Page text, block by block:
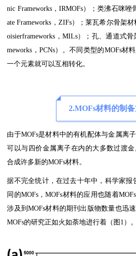
nic Frameworks，IRMOFs）；类沸石咪
ate Frameworks，ZIFs）；莱瓦希尔骨架
oisierframeworks，MILs）；孔、通道式骨
meworks，PCNs）。不同类型的MOFs材
一个元素就可以互相转化。
2.MOFs材料的制
由于MOFs是材料中的有机配体与金属离
可以与四价金属离子在内的大多数过渡
合成许多新的MOFs材料。
据不完全统计，在过去十年中，科学家报
同的MOFs，MOFs材料的应用也随着
涉及到MOFs材料的期刊出版物数量也迅
MOFs的研究正如火如荼地进行着（图1）。